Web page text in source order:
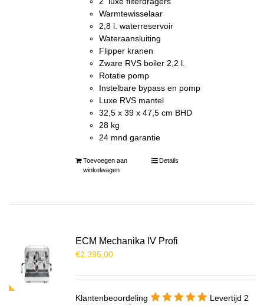
Warmtewisselaar
2,8 l. waterreservoir
Wateraansluiting
Flipper kranen
Zware RVS boiler 2,2 l.
Rotatie pomp
Instelbare bypass en pomp
Luxe RVS mantel
32,5 x 39 x 47,5 cm BHD
28 kg
24 mnd garantie
Toevoegen aan
winkelwagen
Details
ECM Mechanika IV Profi
€2.395,00
Klantenbeoordeling
Levertijd 2